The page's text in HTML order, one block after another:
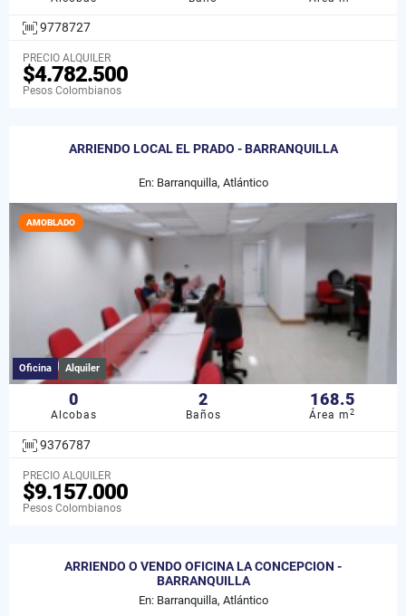
9778727
PRECIO ALQUILER
$4.782.500
Pesos Colombianos
ARRIENDO LOCAL EL PRADO - BARRANQUILLA
En: Barranquilla, Atlántico
AMOBLADO
Oficina Alquiler
0
Alcobas
2
Baños
168.5
Área m2
9376787
PRECIO ALQUILER
$9.157.000
Pesos Colombianos
ARRIENDO O VENDO OFICINA LA CONCEPCION -
BARRANQUILLA
En: Barranquilla, Atlántico